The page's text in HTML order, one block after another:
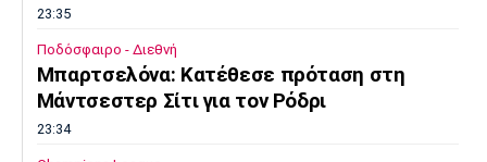
23:35
Ποδόσφαιρο - Διεθνή
Μπαρτσελόνα: Κατέθεσε πρόταση στη
Μάντσεστερ Σίτι για τον Ρόδρι
23:34